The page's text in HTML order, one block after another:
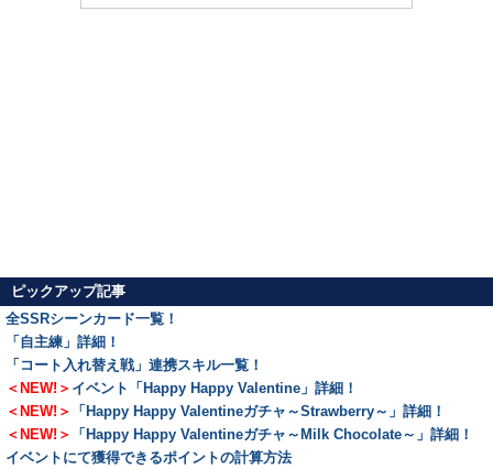
ピックアップ記事
全SSRシーンカード一覧！
「自主練」詳細！
「コート入れ替え戦」連携スキル一覧！
＜NEW!＞ イベント「Happy Happy Valentine」詳細！
＜NEW!＞
「Happy Happy Valentineガチャ～Strawberry～」詳細！
＜NEW!＞
「Happy Happy Valentineガチャ～Milk Chocolate～」詳細！
イベントにて獲得できるポイントの計算方法